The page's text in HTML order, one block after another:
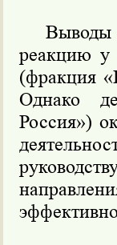
Выводы и
реакцию у
(фракция
Однако
Россия»)